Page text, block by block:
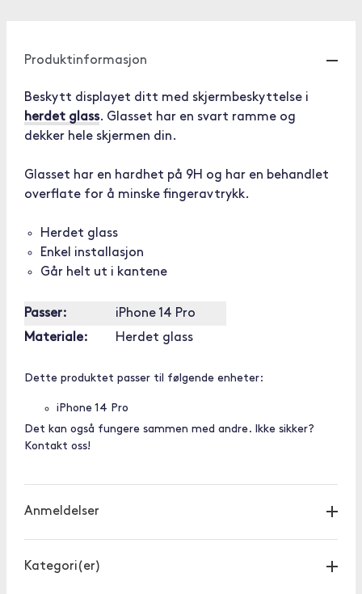
Produktinformasjon
Beskytt displayet ditt med skjermbeskyttelse i
herdet glass. Glasset har en svart ramme og
dekker hele skjermen din.
Glasset har en hardhet på 9H og har en behandlet
overflate for å minske fingeravtrykk.
Herdet glass
Enkel installasjon
Går helt ut i kantene
Passer:
iPhone 14 Pro
Materiale:
Herdet glass
Dette produktet passer til følgende enheter:
iPhone 14 Pro
Det kan også fungere sammen med andre. Ikke sikker?
Kontakt oss!
Anmeldelser
Kategori(er)